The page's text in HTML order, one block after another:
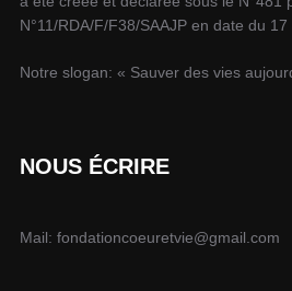
N°11/RDA/F/F38/SAAJP en date du 17
Notre slogan: « Sauver des vies
NOUS ÉCRIRE
Mail: fondationcoeuretvie@gmail.com